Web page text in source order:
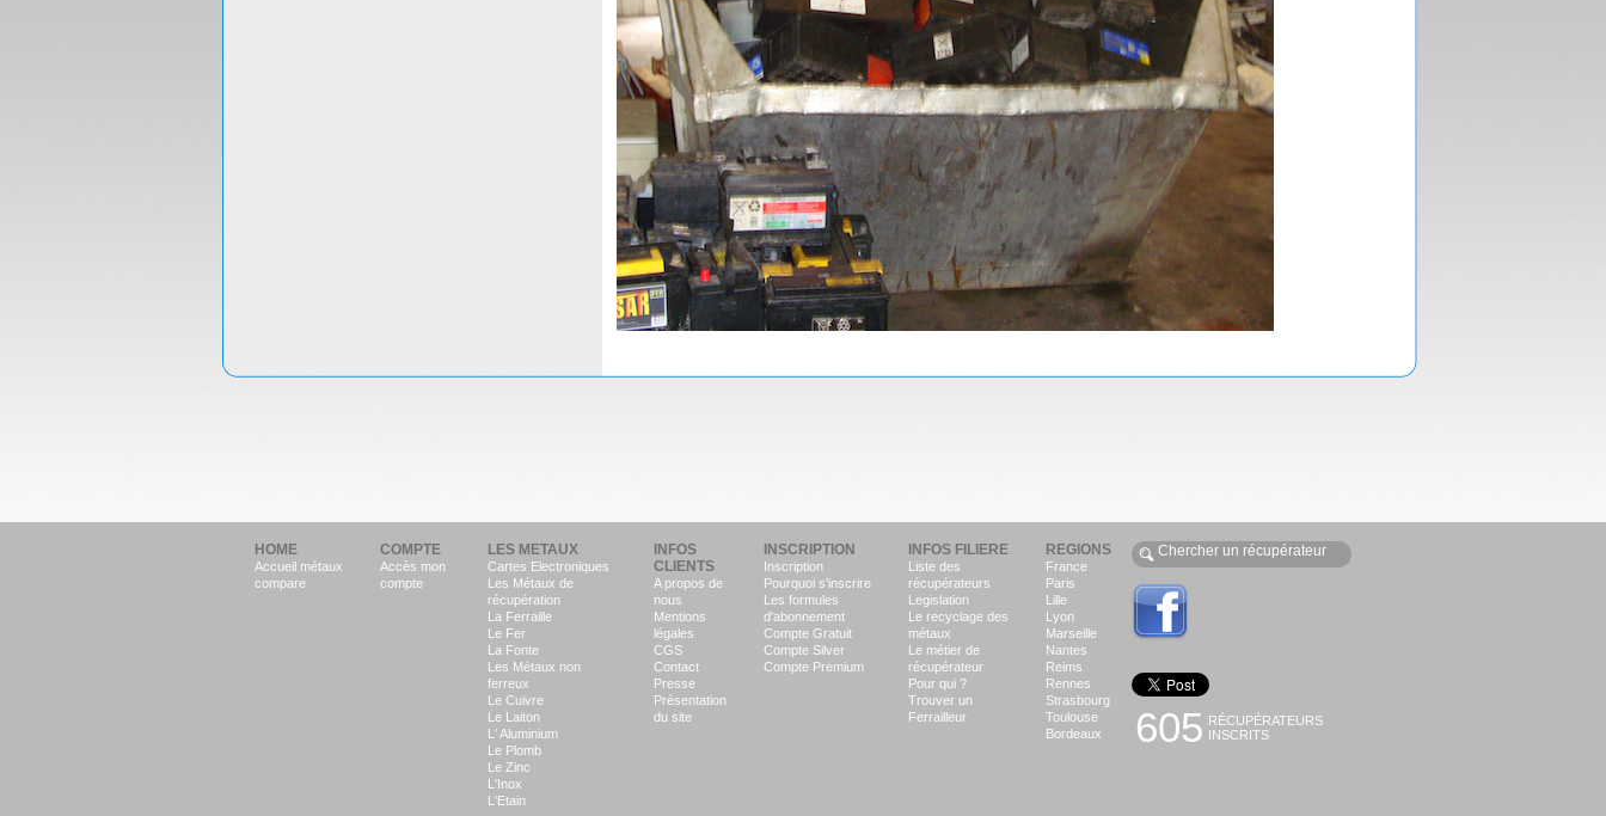
HOME
Accueil métaux
compare
COMPTE
Accès mon
compte
LES METAUX
Cartes Electroniques
Les Métaux de
récupération
La Ferraille
Le Fer
La Fonte
Les Métaux non
ferreux
Le Cuivre
Le Laiton
L' Aluminium
Le Plomb
Le Zinc
L'Inox
L'Etain
INFOS
CLIENTS
A propos de
nous
Mentions
légales
CGS
Contact
Presse
Présentation
du site
INSCRIPTION
Inscription
Pourquoi s'inscrire
Les formules
d'abonnement
Compte Gratuit
Compte Silver
Compte Premium
INFOS FILIERE
Liste des
récupérateurs
Legislation
Le recyclage des
métaux
Le métier de
récupérateur
Pour qui ?
Trouver un
Ferrailleur
REGIONS
France
Paris
Lille
Lyon
Marseille
Nantes
Reims
Rennes
Strasbourg
Toulouse
Bordeaux
605 RÉCUPÉRATEURS
INSCRITS